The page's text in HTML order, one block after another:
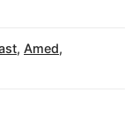
, Amed,